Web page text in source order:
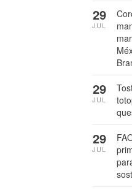
29
JUL
29
JUL
29
JUL